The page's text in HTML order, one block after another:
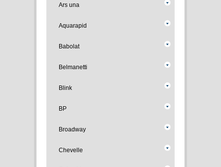
Ars una
Aquarapid
Babolat
Belmanetti
Blink
BP
Broadway
Chevelle